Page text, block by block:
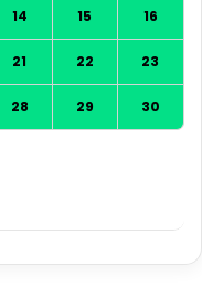
14 15 16
21 22 23
28 29 30